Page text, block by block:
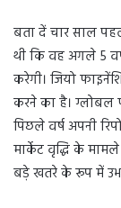
बता दें चार साल
थी कि वह अगले 5
करेगी। जियो
करने का है। ग्लोबल
पिछले वर्ष अपनी
मार्केट वृद्धि के
बड़े खतरे के रूप में